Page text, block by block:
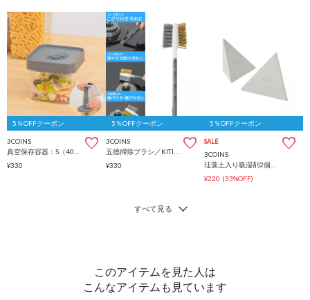
5％OFFクーポン
3COINS
¥330
5％OFFクーポン
3COINS
¥330
5％OFFクーポン
SALE
3COINS
¥220 (33%OFF)
このアイテムを見た人は
こんなアイテムも見ています